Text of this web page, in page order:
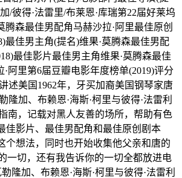
/彼得·法雷里/布莱恩·库瑞第22届好莱坞
森最佳男配角马赫沙拉·阿里最佳原创
最佳男主角(提名)维果·莫腾森最佳男配
最佳影片最佳男主角维果·莫腾森最佳
阿里第6届豆瓣电影年度榜单(2019)评分
述美国1962年，牙买加裔美国钢琴家唐
加、布赖恩·海斯·柯里与彼得·法雷利
南，记载对黑人友善的场所，帮助有色
佳影片、最佳男配角和最佳原创剧本
个想法，同时也开始收集他父亲和唐的
一切，还有我告诉你的一切全都放进电
加、布赖恩·海斯·柯里与彼得·法雷利